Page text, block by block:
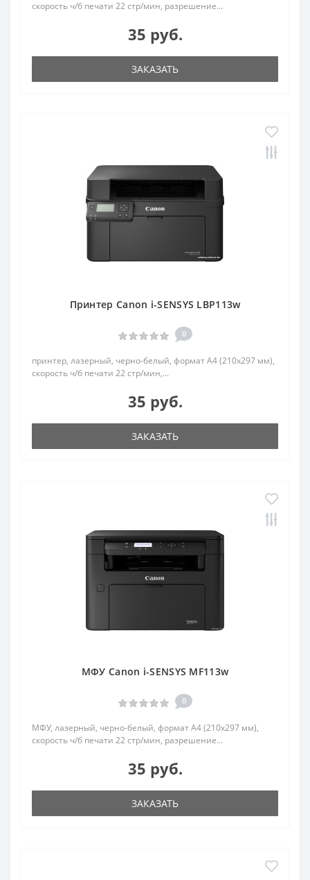
скорость ч/б печати 22 стр/мин, разрешение...
35 руб.
ЗАКАЗАТЬ
Принтер Canon i-SENSYS LBP113w
0
принтер, лазерный, черно-белый, формат A4 (210x297 мм),
скорость ч/б печати 22 стр/мин,...
35 руб.
ЗАКАЗАТЬ
МФУ Canon i-SENSYS MF113w
0
МФУ, лазерный, черно-белый, формат A4 (210x297 мм),
скорость ч/б печати 22 стр/мин, разрешение...
35 руб.
ЗАКАЗАТЬ